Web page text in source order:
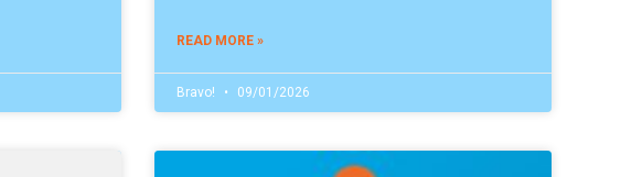
READ MORE »
Bravo! 09/01/2026